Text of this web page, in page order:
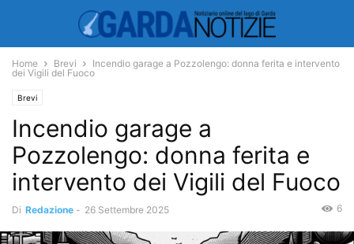
Home Brevi
Incendio garage a Pozzolengo: donna ferita e intervento
dei Vigili del Fuoco
Brevi
Incendio garage a
Pozzolengo: donna ferita e
intervento dei Vigili del Fuoco
Di Redazione - 26 Settembre 2025 6